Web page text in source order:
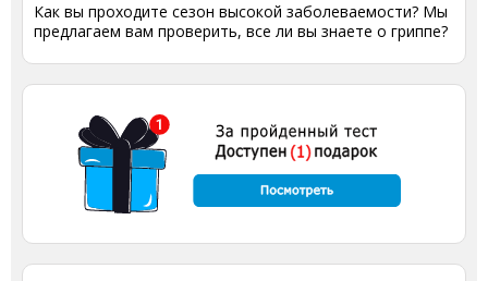
Как вы проходите сезон высокой заболеваемости? Мы
предлагаем вам проверить, все ли вы знаете о гриппе?